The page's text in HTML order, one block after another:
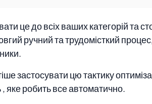
це до всіх ваших категорій та
ручний та трудомісткий
застосувати цю тактику
робить все автоматично.